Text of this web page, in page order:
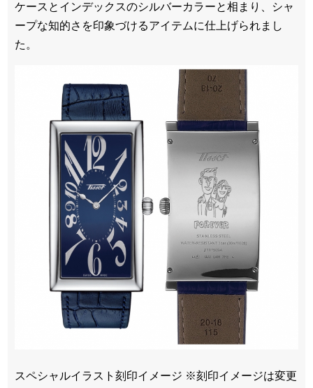
ケースとインデックスのシルバーカラーと相まり、シャ
ープな知的さを印象づけるアイテムに仕上げられまし
た。
スペシャルイラスト刻印イメージ ※刻印イメージは変更